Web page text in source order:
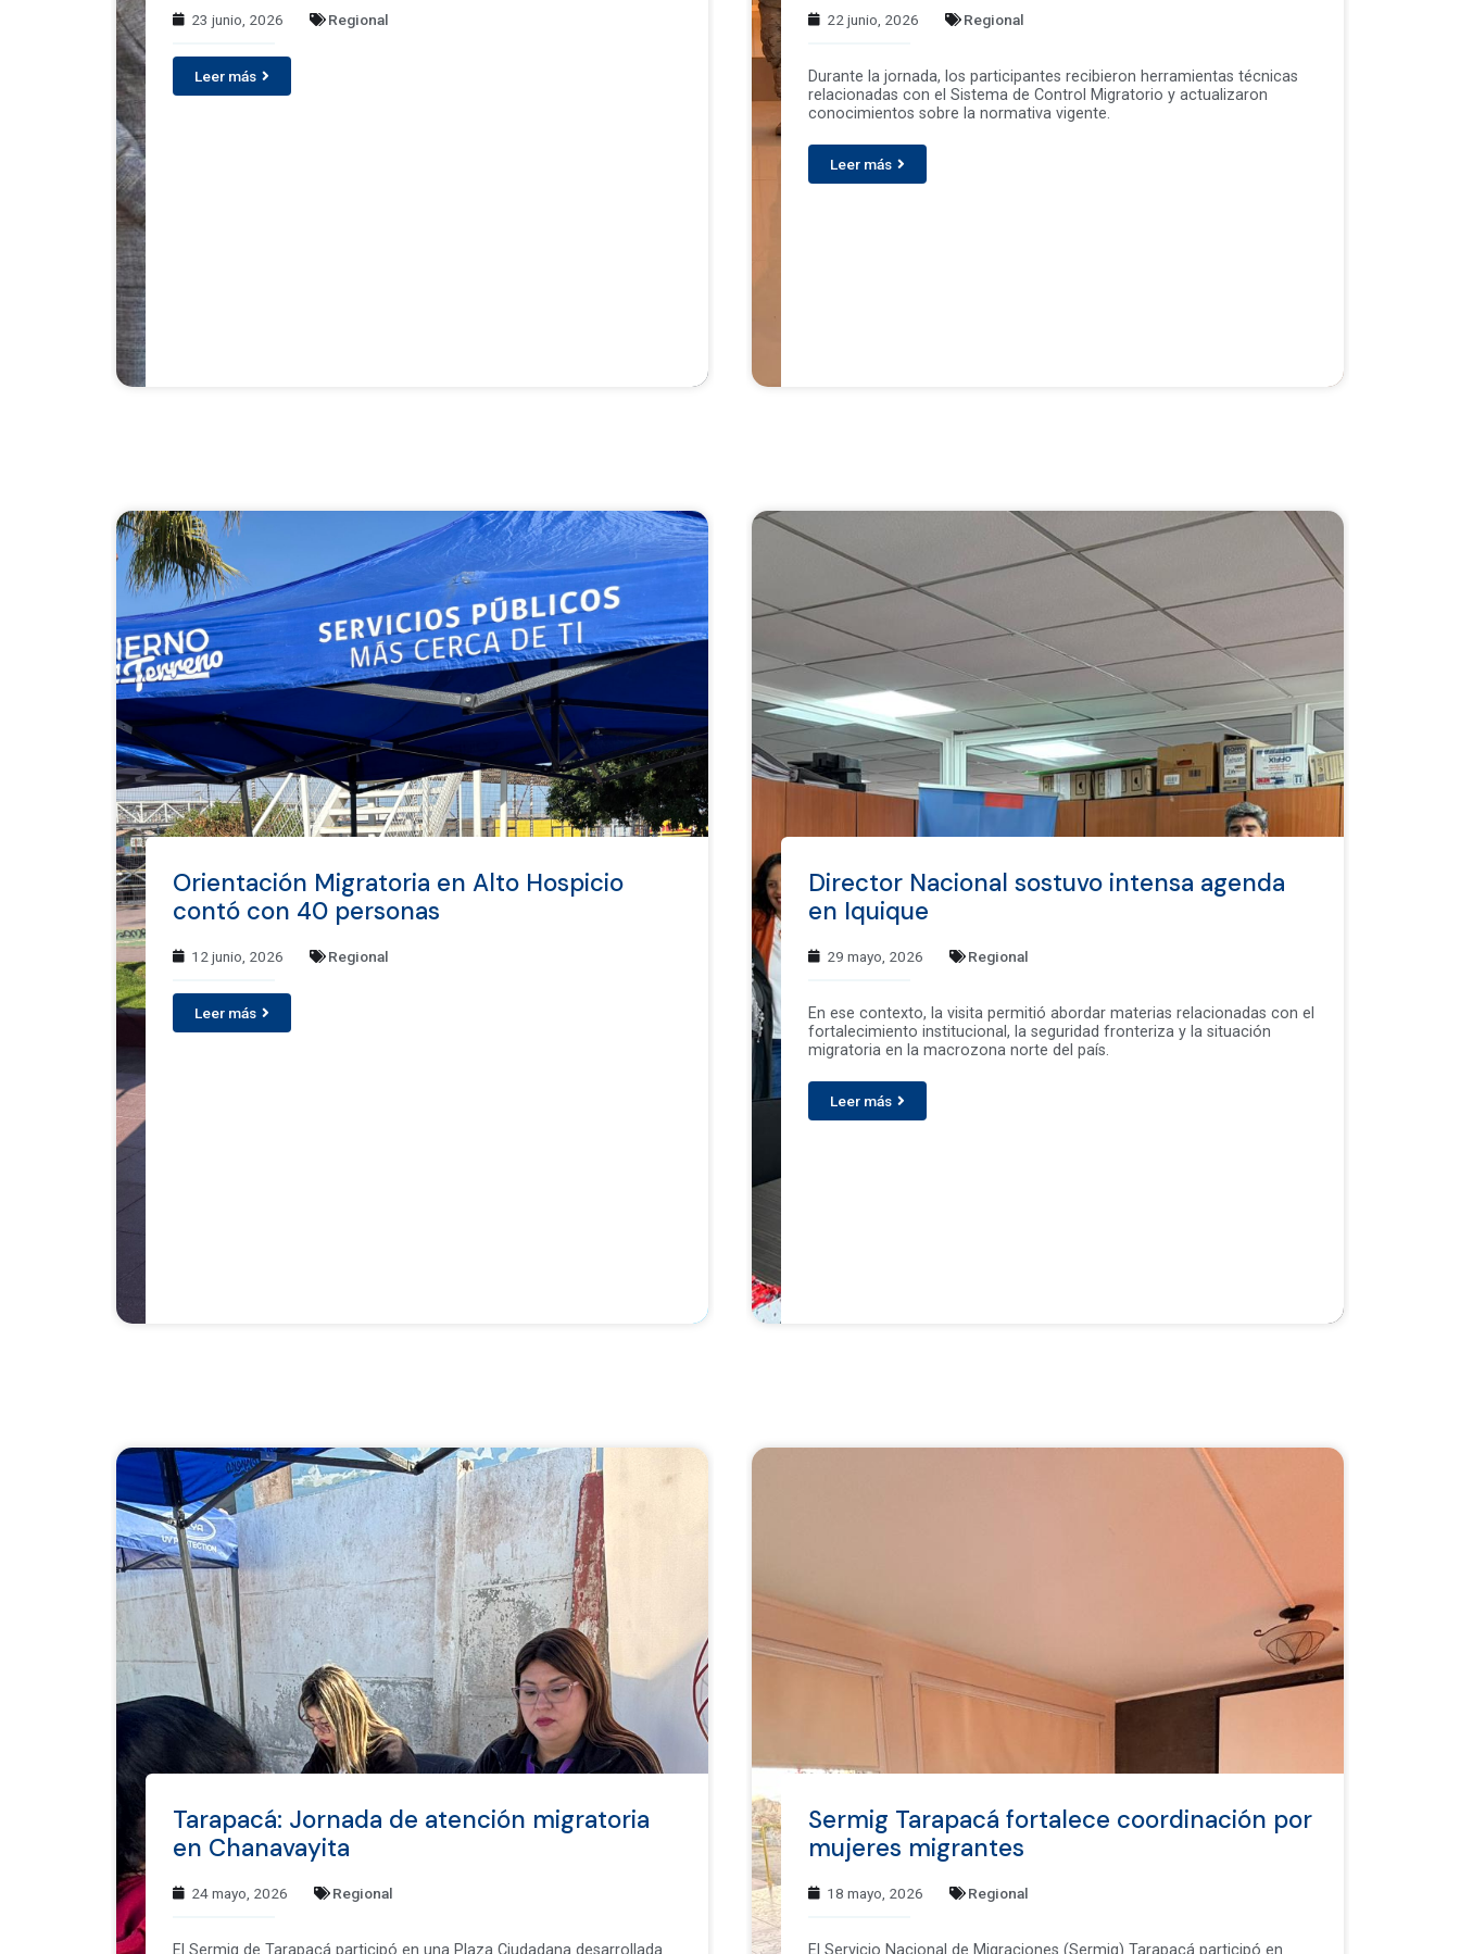
23 junio, 2026 Regional
Leer más
22 junio, 2026 Regional
Durante la jornada, los participantes recibieron herramientas técnicas
relacionadas con el Sistema de Control Migratorio y actualizaron
conocimientos sobre la normativa vigente.
Leer más
Orientación Migratoria en Alto Hospicio
contó con 40 personas
12 junio, 2026 Regional
Leer más
Director Nacional sostuvo intensa agenda
en Iquique
29 mayo, 2026 Regional
En ese contexto, la visita permitió abordar materias relacionadas con el
fortalecimiento institucional, la seguridad fronteriza y la situación
migratoria en la macrozona norte del país.
Leer más
Tarapacá: Jornada de atención migratoria
en Chanavayita
24 mayo, 2026 Regional
Sermig Tarapacá fortalece coordinación por
mujeres migrantes
18 mayo, 2026 Regional